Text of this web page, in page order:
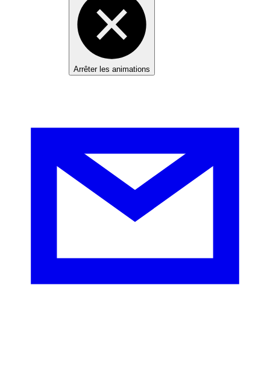
Arrêter les animations